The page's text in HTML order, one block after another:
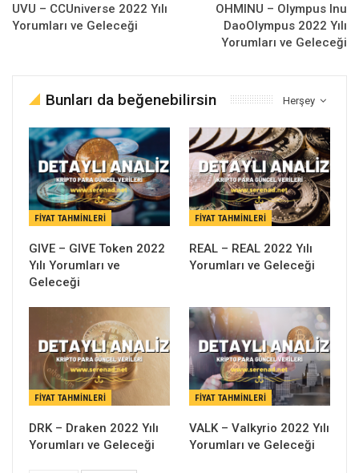
UVU – CCUniverse 2022 Yılı
Yorumları ve Geleceği
OHMINU – Olympus Inu
DaoOlympus 2022 Yılı
Yorumları ve Geleceği
Herşey
Bunları da beğenebilirsin
FIYAT TAHMINLERI
GIVE – GIVE Token 2022
Yılı Yorumları ve
Geleceği
FIYAT TAHMINLERI
REAL – REAL 2022 Yılı
Yorumları ve Geleceği
FIYAT TAHMINLERI
DRK – Draken 2022 Yılı
Yorumları ve Geleceği
FIYAT TAHMINLERI
VALK – Valkyrio 2022 Yılı
Yorumları ve Geleceği